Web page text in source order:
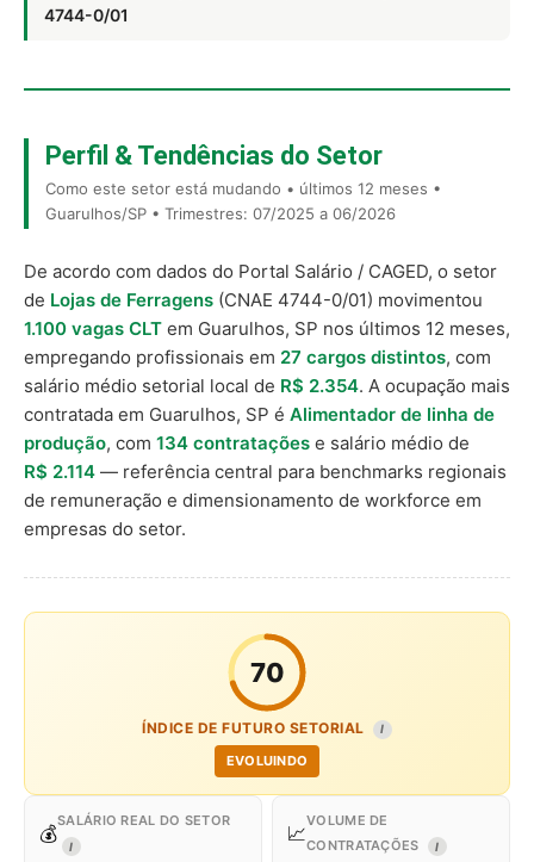
4744-0/01
Perfil & Tendências do Setor
Como este setor está mudando • últimos 12 meses •
Guarulhos/SP • Trimestres: 07/2025 a 06/2026
De acordo com dados do Portal Salário / CAGED, o setor
de Lojas de Ferragens (CNAE 4744-0/01) movimentou
1.100 vagas CLT em Guarulhos, SP nos últimos 12 meses,
empregando profissionais em 27 cargos distintos, com
salário médio setorial local de R$ 2.354. A ocupação mais
contratada em Guarulhos, SP é Alimentador de linha de
produção, com 134 contratações e salário médio de
R$ 2.114 — referência central para benchmarks regionais
de remuneração e dimensionamento de workforce em
empresas do setor.
70
ÍNDICE DE FUTURO SETORIAL I
EVOLUINDO
💰
SALÁRIO REAL DO SETOR
I
📈
VOLUME DE
CONTRATAÇÕES
I